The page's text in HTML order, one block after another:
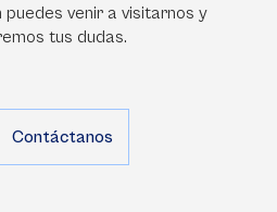
venir a visitarnos y
tus dudas.
Contáctanos